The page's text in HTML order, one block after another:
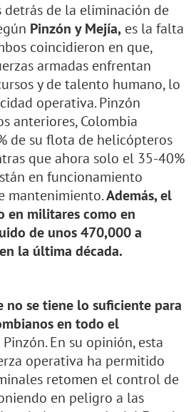
detrás de la eliminación de
Pinzón y Mejía, es la falta
coincidieron en que,
armadas enfrentan
y de talento humano, lo
operativa. Pinzón
anteriores, Colombia
de su flota de helicópteros
que ahora solo el 35-40%
en funcionamiento
mantenimiento.Además, el
en militares como en
de unos 470,000 a
la última década.
no se tiene lo suficiente para
en todo el
En su opinión, esta
operativa ha permitido
retomen el control de
en peligro a las